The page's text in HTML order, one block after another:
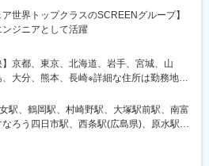
通駅、京成上野駅、新宿駅(東京メトロ)、大
ア世界トップクラスのSCREENグループ】
ジニアとして活躍
】京都、東京、北海道、岩手、宮城、山
大分、熊本、長崎※詳細な住所は勤務地一
来的に転勤の可能性があります。※受動喫
煙駅、鶴岡駅、村崎野駅、大塚駅前駅、南富
ろう四日市駅、西条駅(広島県)、原水駅、